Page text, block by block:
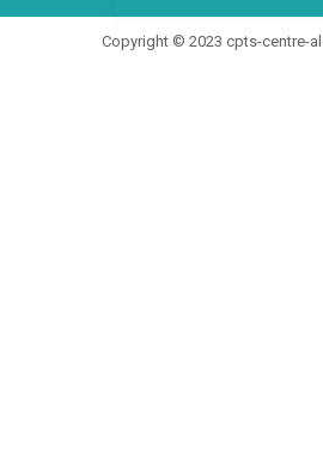
Copyright © 2023 cpts-centre-